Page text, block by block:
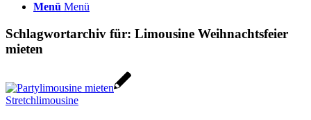
Menü Menü
Schlagwortarchiv für: Limousine Weihnachtsfeier
mieten
Stretchlimousine